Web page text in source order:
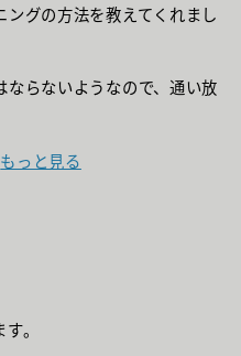
グの方法を教えてくれまし
らないようなので、通い放
もっと見る
。